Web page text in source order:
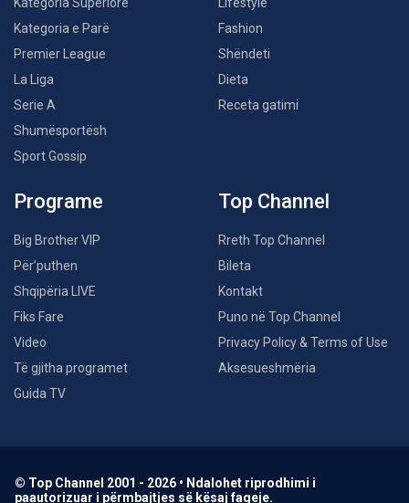
Kategoria e Parë
Premier League
La Liga
Serie A
Shumësportësh
Sport Gossip
Fashion
Shëndeti
Dieta
Receta gatimi
Programe
Big Brother VIP
Për’puthen
Shqipëria LIVE
Fiks Fare
Video
Të gjitha programet
Guida TV
Top Channel
Rreth Top Channel
Bileta
Kontakt
Puno në Top Channel
Privacy Policy & Terms of Use
Aksesueshmëria
© Top Channel 2001 - 2026 • Ndalohet riprodhimi i
paautorizuar i përmbajtjes së kësaj faqeje.